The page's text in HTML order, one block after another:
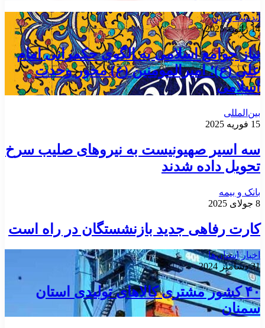
اندیشه و دین
14 ژانویه 2025
نیاز جوامع اسلامی به الگوی حکمرانی امام
علی (ع)؛ امیرالمومنین (ع) محور وحدت
اسلامی
بین‌المللی
15 فوریه 2025
سه اسیر صهیونیست به نیروهای صلیب سرخ
تحویل داده شدند
بانک و بیمه
8 جولای 2025
کارت رفاهی جدید بازنشستگان در راه است
اخبار استان‌ها
31 دسامبر 2024
۴۰ کشور مشتری کالاهای تولیدی استان
سمنان